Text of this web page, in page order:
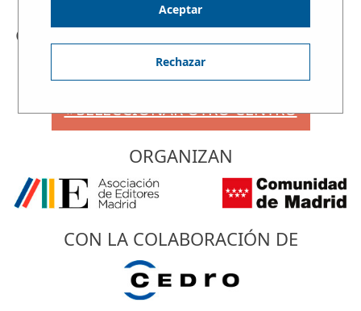
« SELECCIONAR OTRO CENTRO
ORGANIZAN
CON LA COLABORACIÓN DE
Aceptar
Rechazar